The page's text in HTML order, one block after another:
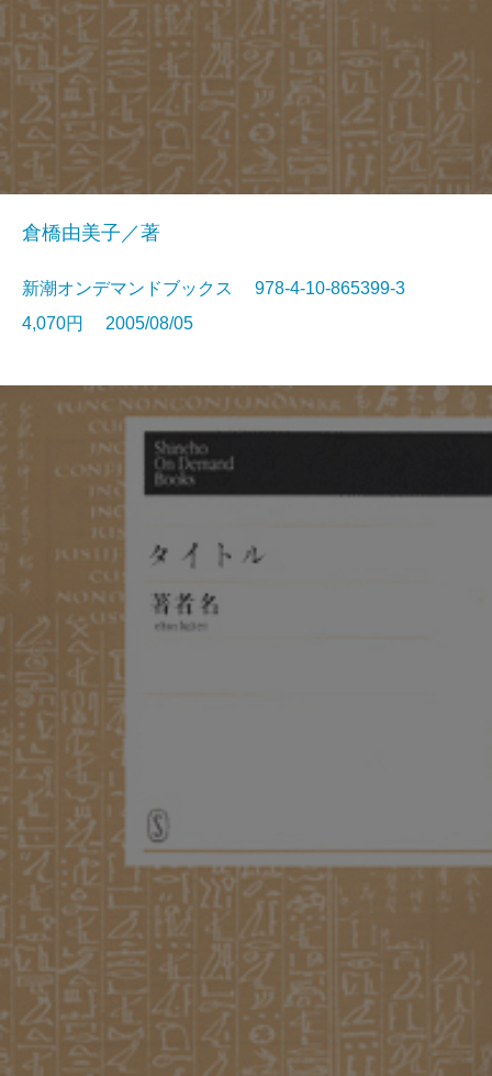
倉橋由美子／著
新潮オンデマンドブックス 978-4-10-865399-3
4,070円 2005/08/05